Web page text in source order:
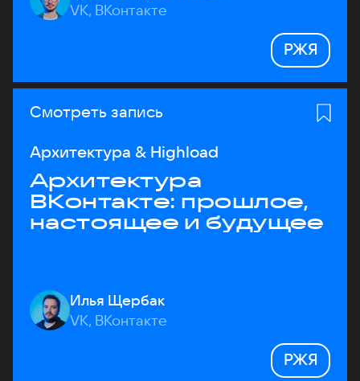
VK, ВКонтакте
РЖЯ
Смотреть запись
Архитектура & Highload
Архитектура
ВКонтакте: прошлое,
настоящее и будущее
Илья Щербак
VK, ВКонтакте
РЖЯ